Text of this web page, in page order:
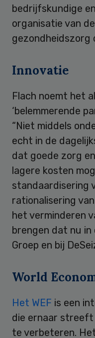
bedrijfskundige
organisatie van
gezondheidszorg
Innovatie
Flach noemt het
‘belemmerende
“Niet middels
echt in de
dat goede zorg
lagere kosten
standaardisering
rationalisering
het verminderen
brengen dat nu in
Groep en bij
World
Het WEF is een
die ernaar
te verbeteren.